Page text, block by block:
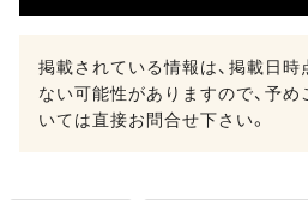
掲載されている情報は、掲載日
ない可能性がありますので、予
いては直接お問合せ下さい。